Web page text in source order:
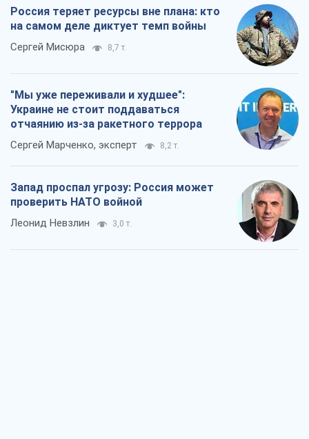
Россия теряет ресурсы вне плана: кто
на самом деле диктует темп войны
Сергей Мисюра 8,7 т.
"Мы уже переживали и худшее":
Украине не стоит поддаваться
отчаянию из-за ракетного террора
Сергей Марченко, эксперт 8,2 т.
Запад проспал угрозу: Россия может
проверить НАТО войной
Леонид Невзлин 3,0 т.